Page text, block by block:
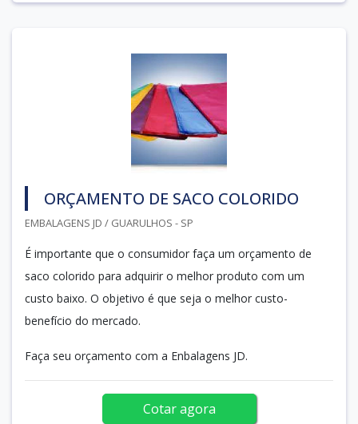
ORÇAMENTO DE SACO COLORIDO
EMBALAGENS JD / GUARULHOS - SP
É importante que o consumidor faça um orçamento de
saco colorido para adquirir o melhor produto com um
custo baixo. O objetivo é que seja o melhor custo-
benefício do mercado.
Faça seu orçamento com a Enbalagens JD.
Cotar agora